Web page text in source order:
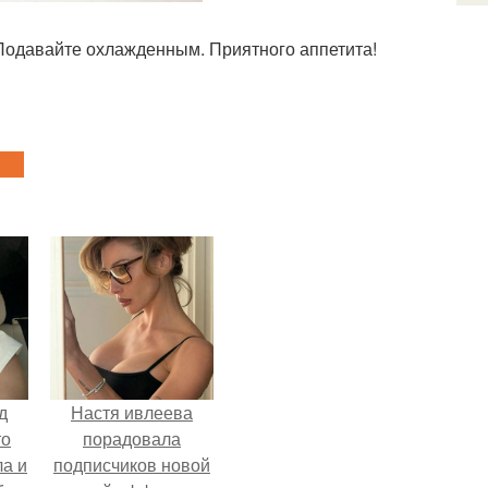
охлажденным. Приятного аппетита!
и
Настя ивлеева
порадовала
подписчиков новой